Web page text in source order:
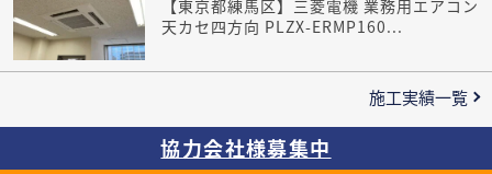
【東京都練馬区】三菱電機 業務用エアコン
天カセ四方向 PLZX-ERMP160...
施工実績一覧
協力会社様募集中